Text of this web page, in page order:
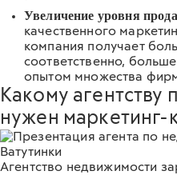
Увеличение уровня
качественного
компания получает
соответственно,
опытом множества
Какому агентству
нужен маркетинг-
Агентство недвижимости